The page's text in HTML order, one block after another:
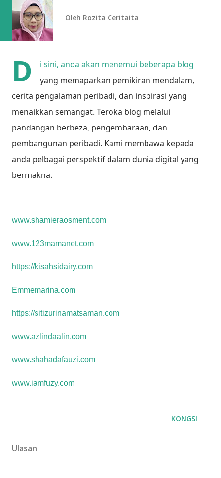
Oleh Rozita Ceritaita
D
i sini, anda akan menemui beberapa blog
yang memaparkan pemikiran mendalam,
cerita pengalaman peribadi, dan inspirasi yang
menaikkan semangat. Teroka blog melalui
pandangan berbeza, pengembaraan, dan
pembangunan peribadi. Kami membawa kepada
anda pelbagai perspektif dalam dunia digital yang
bermakna.
www.shamieraosment.com
www.123mamanet.com
https://kisahsidairy.com
Emmemarina.com
https://sitizurinamatsaman.com
www.azlindaalin.com
www.shahadafauzi.com
www.iamfuzy.com
KONGSI
Ulasan